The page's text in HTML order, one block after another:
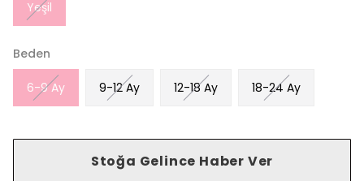
Yeşil
Beden
6-9 Ay 9-12 Ay 12-18 Ay 18-24 Ay
Stoğa Gelince Haber Ver